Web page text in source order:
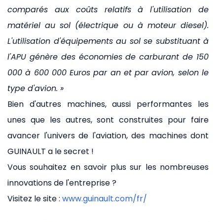
comparés aux coûts relatifs à l'utilisation de
matériel au sol (électrique ou à moteur diesel).
L'utilisation d'équipements au sol se substituant à
l'APU génère des économies de carburant de 150
000 à 600 000 Euros par an et par avion, selon le
type d'avion. »
Bien d'autres machines, aussi performantes les
unes que les autres, sont construites pour faire
avancer l'univers de l'aviation, des machines dont
GUINAULT a le secret !
Vous souhaitez en savoir plus sur les nombreuses
innovations de l'entreprise ?
Visitez le site : www.guinault.com/fr/